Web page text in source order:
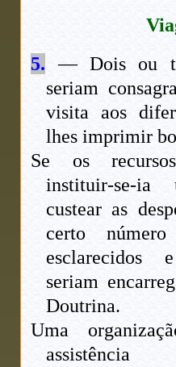
5. — Dois ou
seriam
visita aos
lhes imprimir
Se os
instituir-se-
custear as
certo
esclarecidos
seriam
Doutrina.
Uma